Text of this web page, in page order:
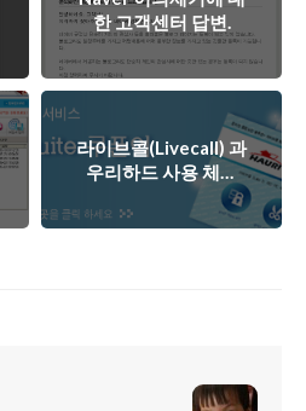
한 고객센터 답변.
라이브콜(Livecall) 과
우리하드 사용 체험